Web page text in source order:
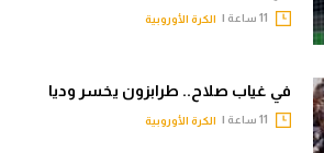
الكرة الأوروبية
في غياب صلاح.. طرابزون يخسر وديا
الكرة الأوروبية